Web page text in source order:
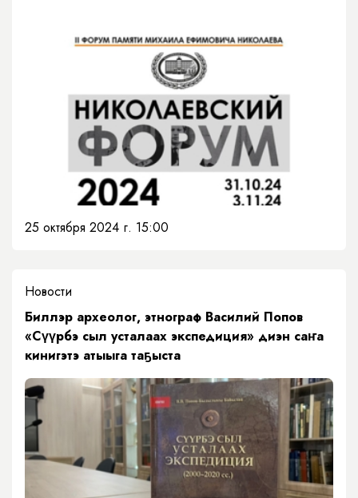
25 октября 2024 г. 15:00
Новости
Биллэр археолог, этнограф Василий Попов
«Сүүрбэ сыл усталаах экспедиция» диэн саҥа
кинигэтэ атыыга таҕыста